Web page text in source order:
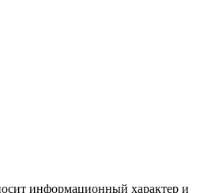
информационный характер и